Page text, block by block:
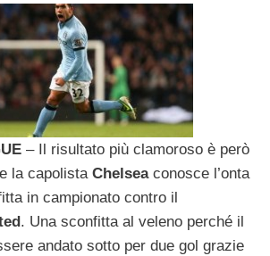
– Il risultato più clamoroso è però
la capolista Chelseaconosce l’onta
in campionato contro il
. Una sconfitta al veleno perché il
andato sotto per due gol grazie